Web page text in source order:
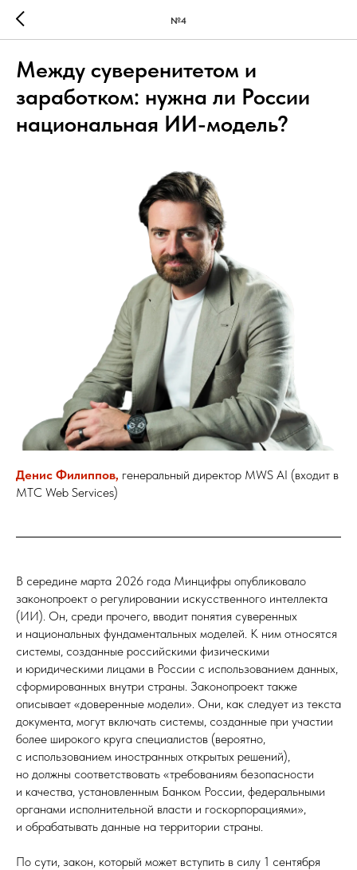
№4
Между суверенитетом и
заработком: нужна ли России
национальная ИИ-модель?
Денис Филиппов, генеральный директор MWS AI (входит в
МТС Web Services)
В середине марта 2026 года Минцифры опубликовало
законопроект о регулировании искусственного интеллекта
(ИИ). Он, среди прочего, вводит понятия суверенных
и национальных фундаментальных моделей. К ним относятся
системы, созданные российскими физическими
и юридическими лицами в России с использованием данных,
сформированных внутри страны. Законопроект также
описывает «доверенные модели». Они, как следует из текста
документа, могут включать системы, созданные при участии
более широкого круга специалистов (вероятно,
с использованием иностранных открытых решений),
но должны соответствовать «требованиям безопасности
и качества, установленным Банком России, федеральными
органами исполнительной власти и госкорпорациями»,
и обрабатывать данные на территории страны.
По сути, закон, который может вступить в силу 1 сентября